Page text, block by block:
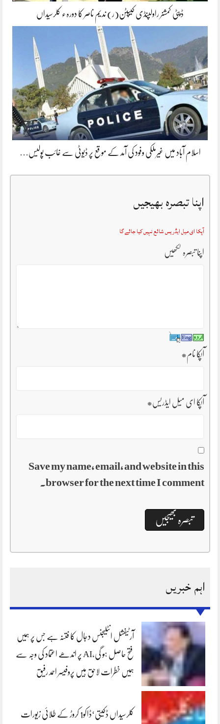
ڈپٹی کمشنر راولپنڈی کیپٹن(ر) ندیم ناصر کا دورہء کلرسیداں
اسلام آباد میں غیرملکی وفود کی آمد کے موقع پر ڈیوٹی سے غائب پولیس…
اپنا تبصرہ بھیجیں
آپکا ای میل ایڈریس شائع نہیں کیا جائے گا
اپنا تبصرہ لکھیں
آپکا نام*
آپکا ای میل ایڈریس*
Save my name, email, and website in this
browser for the next time I comment.
اہم خبریں
آرٹیفشل انٹلیجنس دجال کا فتنہ ہے جس پر ہمیں
فتح حاصل ہو گی،AI پر اندھے اعتماد کی وجہ سے
ہمیں خطرات لاحق ہیں پروفیسر احمد رفیق
کلرسیداں ڈکیتی‘ڈاکو1 کروڑ کے طلائی زیورات